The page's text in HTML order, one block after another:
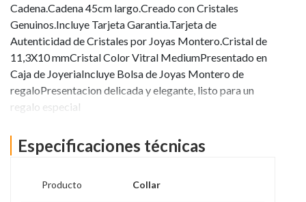
Cadena.Cadena 45cm largo.Creado con Cristales
Genuinos.Incluye Tarjeta Garantia.Tarjeta de
Autenticidad de Cristales por Joyas Montero.Cristal de
11,3X10 mmCristal Color Vitral MediumPresentado en
Caja de JoyeriaIncluye Bolsa de Joyas Montero de
regaloPresentacion delicada y elegante, listo para un
regalo especial
Especificaciones técnicas
Producto Collar